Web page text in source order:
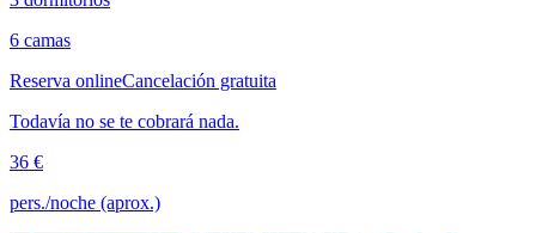
6 camas
Reserva onlineCancelación gratuita
Todavía no se te cobrará nada.
36 €
pers./noche (aprox.)